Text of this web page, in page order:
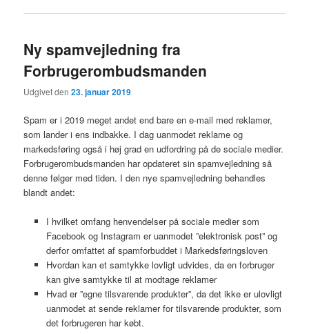
Ny spamvejledning fra
Forbrugerombudsmanden
Udgivet den23. januar 2019
Spam er i 2019 meget andet end bare en e-mail med reklamer,
som lander i ens indbakke. I dag uanmodet reklame og
markedsføring også i høj grad en udfordring på de sociale medier.
Forbrugerombudsmanden har opdateret sin spamvejledning så
denne følger med tiden. I den nye spamvejledning behandles
blandt andet:
I hvilket omfang henvendelser på sociale medier som
Facebook og Instagram er uanmodet ”elektronisk post” og
derfor omfattet af spamforbuddet i Markedsføringsloven
Hvordan kan et samtykke lovligt udvides, da en forbruger
kan give samtykke til at modtage reklamer
Hvad er ”egne tilsvarende produkter”, da det ikke er ulovligt
uanmodet at sende reklamer for tilsvarende produkter, som
det forbrugeren har købt.